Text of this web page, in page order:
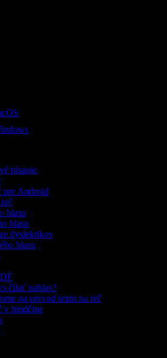
písanie
pre Android
hlasu
hlasu
dyslektikov
hlasu
čítať nahlas?
na prevod textu na reč
v hindčine